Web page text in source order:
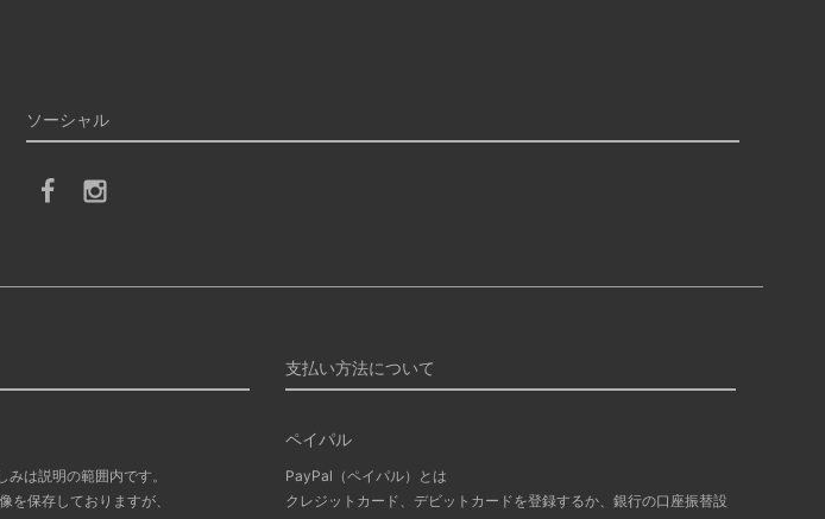
ソーシャル
は説明の範囲内です。
を保存しておりますが、
支払い方法について
ペイパル
PayPal（ペイパル）とは
クレジットカード、デビットカードを登録するか、銀行の口座振替設